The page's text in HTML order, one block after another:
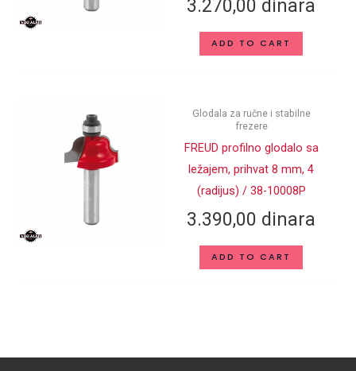
3.270,00 dinara
ADD TO CART
Glodala za ručne i stabilne
frezere
FREUD profilno glodalo sa
ležajem, prihvat 8 mm, 4
(radijus) / 38-10008P
3.390,00 dinara
ADD TO CART